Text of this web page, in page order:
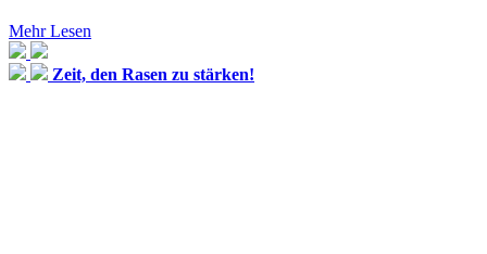
Mehr Lesen
Zeit, den Rasen zu stärken!